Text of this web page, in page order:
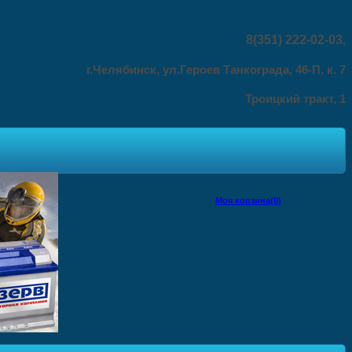
8(351) 222-02-03,
г.Челябинск, ул.Героев Танкограда, 46-П, к. 7
Троицкий тракт, 1
Моя корзина(0)